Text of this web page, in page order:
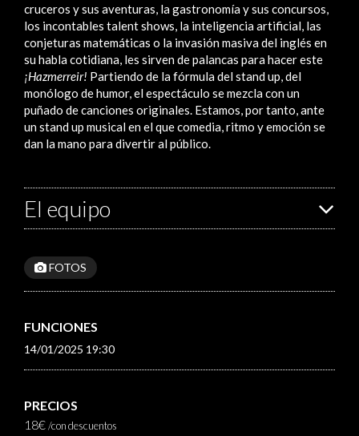
cruceros y sus aventuras, la gastronomía y sus concursos,
los incontables talent shows, la inteligencia artificial, las
conjeturas matemáticas o la invasión masiva del inglés en
su habla cotidiana, les sirven de palancas para hacer este
¡Hazmerreir! Partiendo de la fórmula del stand up, del
monólogo de humor, el espectáculo se mezcla con un
puñado de canciones originales. Estamos, por tanto, ante
un stand up musical en el que comedia, ritmo y emoción se
dan la mano para divertir al público.
El equipo
FOTOS
FUNCIONES
14/01/2025 19:30
PRECIOS
18€/con descuentos